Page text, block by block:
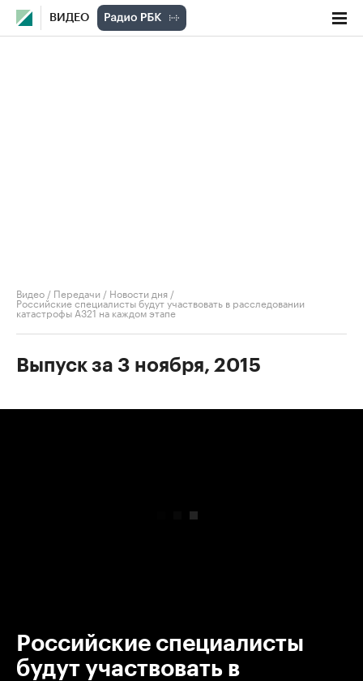
ВИДЕО
Видео / Передачи / Новости дня /
Российские специалисты будут участвовать в расследовании
катастрофы А321 на каждом этапе
Выпуск за 3 ноября, 2015
Российские специалисты
будут участвовать в